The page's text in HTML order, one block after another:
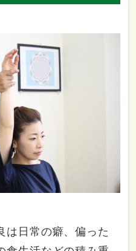
は日常の癖、偏った